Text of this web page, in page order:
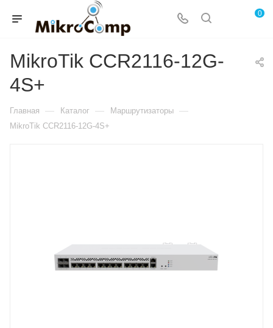
0
MikroTik CCR2116-12G-
4S+
Главная — Каталог — Маршрутизаторы —
MikroTik CCR2116-12G-4S+